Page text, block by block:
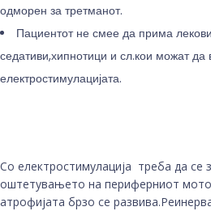
одморен за третманот.
Пациентот не смее да прима
седативи,хипнотици и сл.кои можат да
електростимулацијата.
Со електростимулација треба да се
оштетувањето на периферниот
атрофијата брзо се